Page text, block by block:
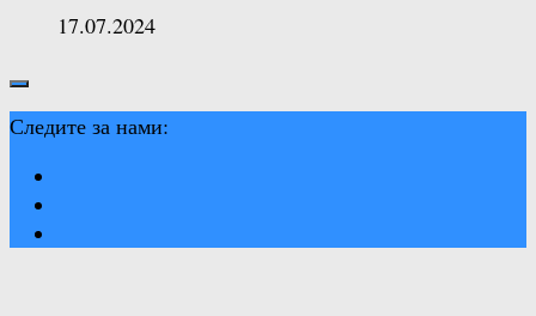
17.07.2024
Следите за нами: